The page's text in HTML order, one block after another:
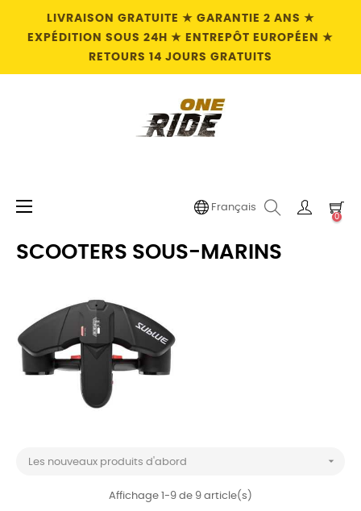
LIVRAISON GRATUITE ★ GARANTIE 2 ANS ★
EXPÉDITION SOUS 24H ★ ENTREPÔT EUROPÉEN ★
RETOURS 14 JOURS GRATUITS
Basculer
☰ Français
0
SCOOTERS SOUS-MARINS
Les nouveaux produits d'abord 
Affichage 1-9 de 9 article(s)